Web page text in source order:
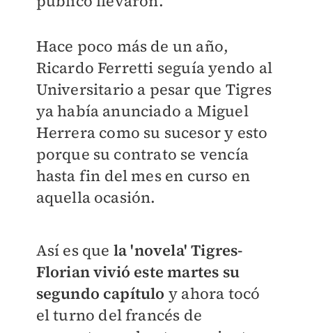
Hace poco más de un año,
Ricardo Ferretti seguía yendo al
Universitario a pesar que Tigres
ya había anunciado a Miguel
Herrera como su sucesor y esto
porque su contrato se vencía
hasta fin del mes en curso en
aquella ocasión.
Así es que la 'novela' Tigres-
Florian vivió este martes su
segundo capítulo y ahora tocó
el turno del francés de